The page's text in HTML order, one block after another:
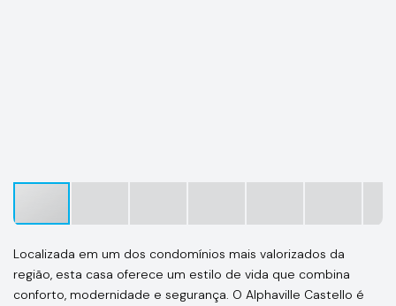
Localizada em um dos condomínios mais valorizados da
região, esta casa oferece um estilo de vida que combina
conforto, modernidade e segurança. O Alphaville Castello é